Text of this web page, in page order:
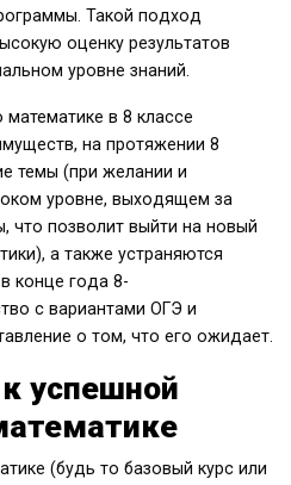
Такой подход
оценку результатов
уровне знаний.
в 8 классе
на протяжении 8
темы (при желании и
уровне, выходящем за
что позволит выйти на новый
а также устраняются
конце года 8-
с вариантами ОГЭ и
о том, что его ожидает.
успешной
(будь то базовый курс или